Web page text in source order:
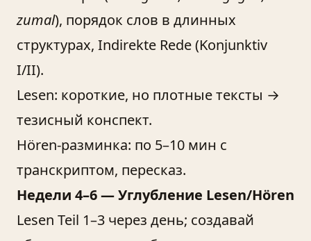
zumal), порядок слов в длинных
структурах, Indirekte Rede (Konjunktiv
I/II).
Lesen: короткие, но плотные тексты →
тезисный конспект.
Hören-разминка: по 5–10 мин с
транскриптом, пересказ.
Недели 4–6 — Углубление Lesen/Hören
Lesen Teil 1–3 через день; создавай